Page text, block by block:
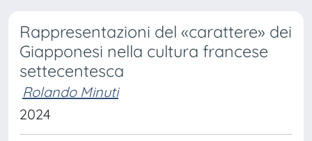
Rappresentazioni del «carattere» dei
Giapponesi nella cultura francese
settecentesca
Rolando Minuti
2024